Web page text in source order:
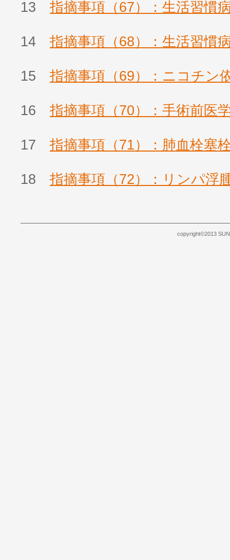
13 指摘事項（67）：生活習慣
14 指摘事項（68）：生活習慣
15 指摘事項（69）：ニコチン
16 指摘事項（70）：手術前医
17 指摘事項（71）：肺血栓塞
18 指摘事項（72）：リンパ浮
copyright©2013